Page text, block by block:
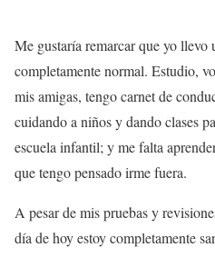
Me gustaría remarcar que yo llevo
completamente normal. Estudio,
mis amigas, tengo carnet de
cuidando a niños y dando clases
escuela infantil; y me falta
que tengo pensado irme fuera.
A pesar de mis pruebas y
día de hoy estoy completamente